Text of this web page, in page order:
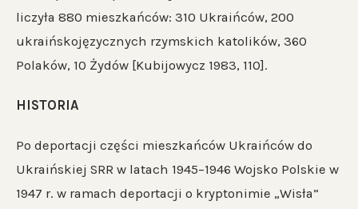
liczyła 880 mieszkańców: 310 Ukraińców, 200
ukraińskojęzycznych rzymskich katolików, 360
Polaków, 10 Żydów [Kubijowycz 1983, 110].
HISTORIA
Po deportacji części mieszkańców Ukraińców do
Ukraińskiej SRR w latach 1945–1946 Wojsko Polskie w
1947 r. w ramach deportacji o kryptonimie „Wisła”